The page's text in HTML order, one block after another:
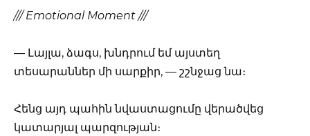
/// Emotional Moment ///
— Լայլա, ձագս, խնդրում եմ այստեղ
տեսարաններ մի սարքիր, — շշնջաց նա։
Հենց այդ պահին նվաստացումը վերածվեց
կատարյալ պարզության։